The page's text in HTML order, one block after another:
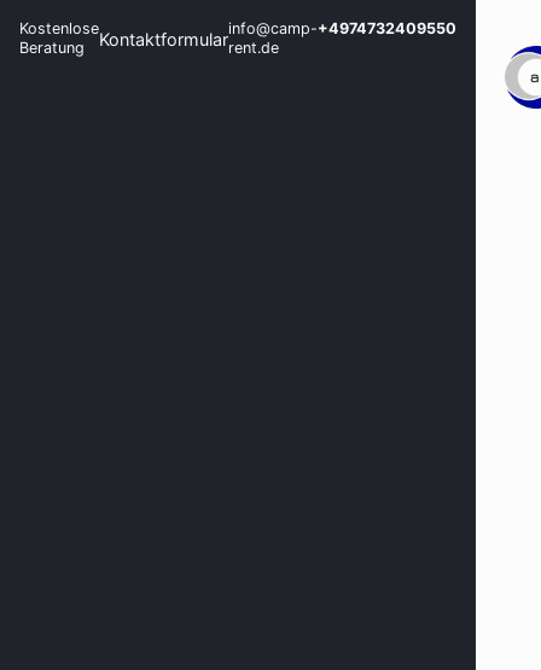
Kostenlose
Beratung
Kontaktformularinfo@camp-
rent.de
+4974732409550